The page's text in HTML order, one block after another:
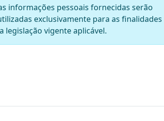
informações pessoais fornecidas serão
exclusivamente para as finalidades
vigente aplicável.